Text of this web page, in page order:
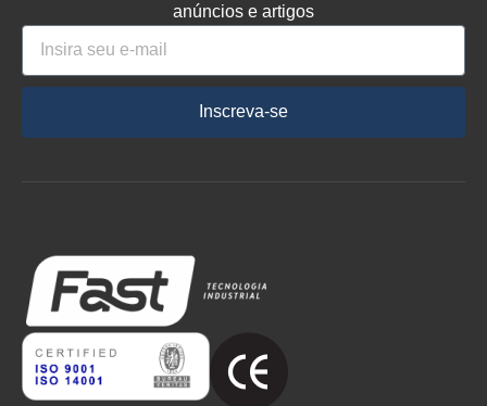
anúncios e artigos
Inscreva-se